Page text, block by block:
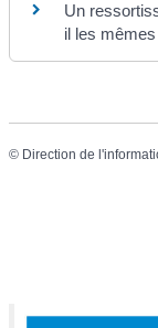
Un
il les
© Direction de